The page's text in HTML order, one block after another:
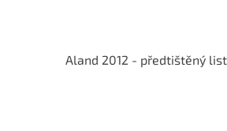
Aland 2012 - předtištěný list